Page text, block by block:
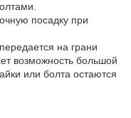
посадку при
на грани
возможность большой
или болта остаются